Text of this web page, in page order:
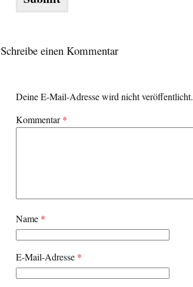
Schreibe einen Kommentar
Deine E-Mail-Adresse wird nicht veröffentlicht.
Kommentar*
Name *
E-Mail-Adresse *